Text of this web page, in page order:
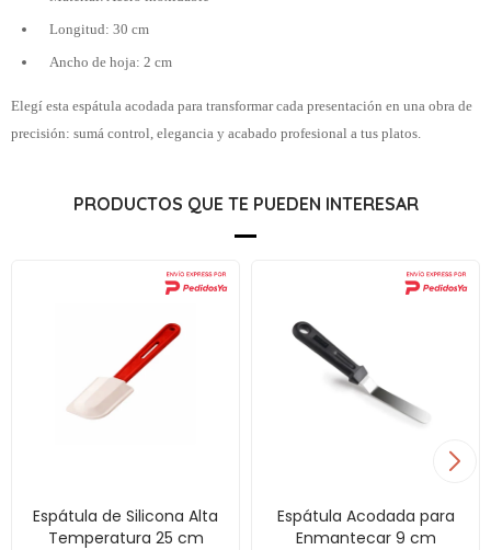
Longitud: 30 cm
Ancho de hoja: 2 cm
Elegí esta espátula acodada para transformar cada presentación en una obra de
precisión: sumá control, elegancia y acabado profesional a tus platos.
PRODUCTOS QUE TE PUEDEN INTERESAR
Espátula de Silicona Alta
Temperatura 25 cm
Espátula Acodada para
Enmantecar 9 cm